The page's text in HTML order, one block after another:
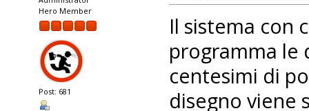
Hero Member
Post: 681
Il sistema con
programma le
centesimi di
disegno viene